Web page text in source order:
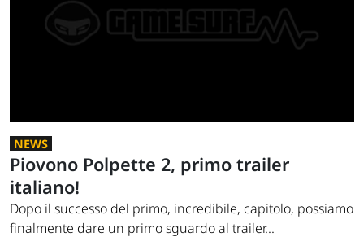
NEWS
Piovono Polpette 2, primo trailer
italiano!
Dopo il successo del primo, incredibile, capitolo, possiamo
finalmente dare un primo sguardo al trailer...